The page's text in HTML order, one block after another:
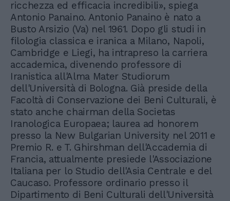
ricchezza ed efficacia incredibili», spiega
Antonio Panaino. Antonio Panaino è nato a
Busto Arsizio (Va) nel 1961. Dopo gli studi in
filologia classica e iranica a Milano, Napoli,
Cambridge e Liegi, ha intrapreso la carriera
accademica, divenendo professore di
Iranistica all'Alma Mater Studiorum
dell'Università di Bologna. Già preside della
Facoltà di Conservazione dei Beni Culturali, è
stato anche chairman della Societas
Iranologica Europaea; laurea ad honorem
presso la New Bulgarian University nel 2011 e
Premio R. e T. Ghirshman dell'Accademia di
Francia, attualmente presiede l'Associazione
Italiana per lo Studio dell'Asia Centrale e del
Caucaso. Professore ordinario presso il
Dipartimento di Beni Culturali dell'Università